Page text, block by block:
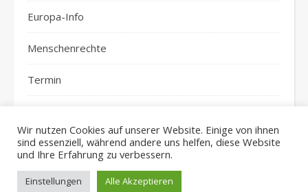
Europa-Info
Menschenrechte
Termin
Ashe Theme vonWP Royal
Wir nutzen Cookies auf unserer Website. Einige von ihnen
sind essenziell, während andere uns helfen, diese Website
und Ihre Erfahrung zu verbessern.
Einstellungen Alle Akzeptieren